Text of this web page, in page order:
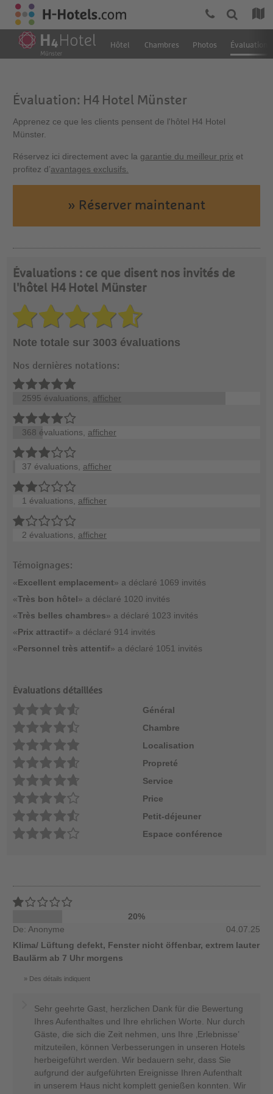
Hôtel Chambres Photos Évaluation
Évaluation: H4 Hotel Münster
Apprenez ce que les clients pensent de l'hôtel H4 Hotel
Münster.
Réservez ici directement avec la garantie du meilleur prix et
profitez d’avantages exclusifs.
» Réserver maintenant
Évaluations : ce que disent nos invités de
l'hôtel H4 Hotel Münster
Note totale sur 3003 évaluations
Nos dernières notations:
2595 évaluations, afficher
368 évaluations, afficher
37 évaluations, afficher
1 évaluations, afficher
2 évaluations, afficher
Témoignages:
«Excellent emplacement» a déclaré 1069 invités
«Très bon hôtel» a déclaré 1020 invités
«Très belles chambres» a déclaré 1023 invités
«Prix attractif» a déclaré 914 invités
«Personnel très attentif» a déclaré 1051 invités
Évaluations détaillées
Général
Chambre
Localisation
Propreté
Service
Price
Petit-déjeuner
Espace conférence
20%
De: Anonyme
04.07.25
Klima/ Lüftung defekt, Fenster nicht öffenbar, extrem lauter
Baulärm ab 7 Uhr morgens
Des détails indiquent
Sehr geehrte Gast, herzlichen Dank für die Bewertung
Ihres Aufenthaltes und Ihre ehrlichen Worte. Nur durch
Gäste, die sich die Zeit nehmen, uns Ihre ‚Erlebnisse’
mitzuteilen, können Verbesserungen in unseren Hotels
herbeigeführt werden. Wir bedauern sehr, dass Sie
aufgrund der aufgeführten Ereignisse Ihren Aufenthalt
in unserem Haus nicht komplett genießen konnten. Wir